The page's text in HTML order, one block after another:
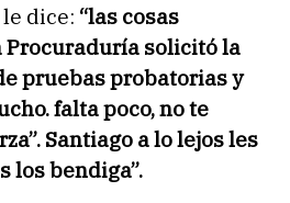
dice: “las cosas
solicitó la
pruebas probatorias y
falta poco, no te
Santiago a lo lejos les
los bendiga”.